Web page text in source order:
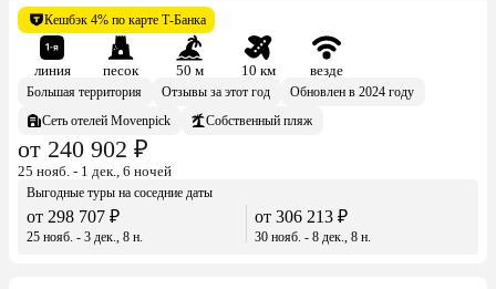
Кешбэк 4% по карте Т-Банка
линия песок 50 м 10 км
везде
Большая территория
Отзывы за этот год
Обновлен в 2024 году
Сеть отелей Movenpick
Собственный пляж
от 240 902 ₽
25 нояб. - 1 дек., 6 ночей
Выгодные туры на соседние даты
от 298 707 ₽
25 нояб. - 3 дек., 8 н.
от 306 213 ₽
30 нояб. - 8 дек., 8 н.